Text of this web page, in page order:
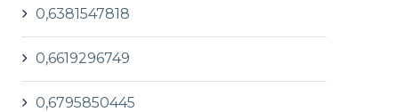
0,6381547818
0,6619296749
0,6795850445